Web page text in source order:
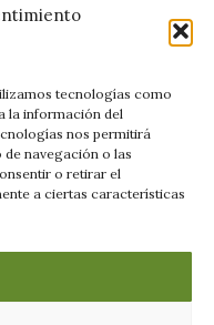
tecnologías como
la información del
nos permitirá
navegación o las
o retirar el
a ciertas características
Villaralbo, Zamora